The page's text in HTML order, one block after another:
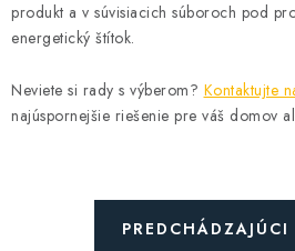
produkt a v súvisiacich súboroch pod
energetický štítok.
Neviete si rady s výberom? Kontaktujte
najúspornejšie riešenie pre váš domov